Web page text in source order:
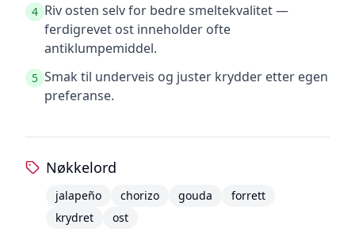
4 Riv osten selv for bedre smeltekvalitet —
ferdigrevet ost inneholder ofte
antiklumpemiddel.
5 Smak til underveis og juster krydder etter egen
preferanse.
Nøkkelord
jalapeño chorizo gouda
forrett
krydret
ost